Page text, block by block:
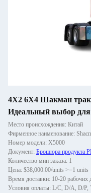
4X2 6X4 Шакман
Идеальный выбор для
Место происхождения: Китай
Фирменное наименование:
Номер модели: X5000
Документ: Брошюра продукта
Количество мин заказа: 1
Цена: $38,000.00/units >=1 units
Время доставки: 10-20 рабочих
Условия оплаты: L/C, D/A, D/P,